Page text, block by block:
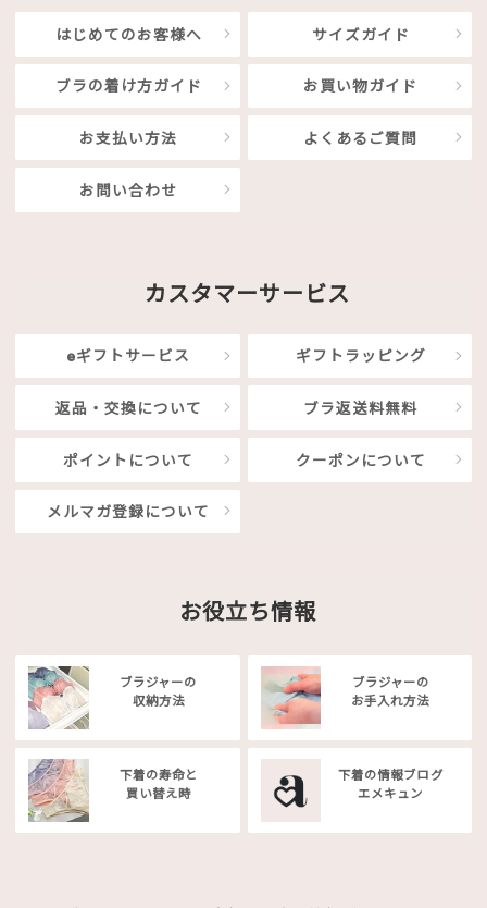
はじめてのお客様へ サイズガイド
ブラの着け方ガイド お買い物ガイド
お支払い方法 よくあるご質問
お問い合わせ
カスタマーサービス
eギフトサービス ギフトラッピング
返品・交換について ブラ返送料無料
ポイントについて クーポンについて
メルマガ登録について
お役立ち情報
ブラジャーの
収納方法
ブラジャーの
お手入れ方法
下着の寿命と
買い替え時
下着の情報ブログ
エメキュン